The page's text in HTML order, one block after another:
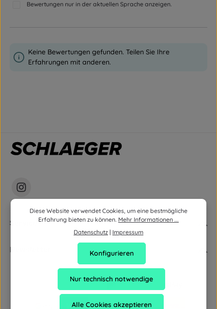
Bewertungen nur in der aktuellen Sprache anzeigen.
Keine Bewertungen gefunden. Teilen Sie Ihre
Erfahrungen mit anderen.
Service
Newsletter
Diese Website verwendet Cookies, um eine bestmögliche
Erfahrung bieten zu können. Mehr Informationen ...
Datenschutz | Impressum
Nur technisch notwendige
Konfigurieren
Alle Cookies akzeptieren